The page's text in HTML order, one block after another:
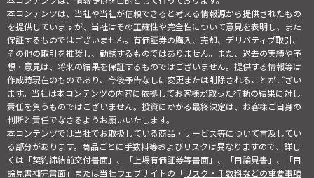
本コンテンツは、当社や当社が信頼できると考える情報源から提供されたもの
を提供していますが、当社はその正確性や完全性について意見を表明し、また
保証するものではございません。有価証券の購入、売却、デリバティブ取引、
その他の取引を推奨し、勧誘するものではありません。また、過去の実績や予
想・意見は、将来の結果を保証するものではございません。提供する情報等は
作成時現在のものであり、今後予告なしに変更または削除されることがござい
ます。当社は本コンテンツの内容に依拠してお客様が取った行動の結果に対し
責任を負うものではございません。投資にかかる最終決定は、お客様ご自身の
判断と責任でなさるようお願いいたします。
本コンテンツでは当社でお取扱している商品・サービス等について言及してい
る部分があります。商品ごとに手数料等およびリスクは異なりますので、詳し
くは「契約締結前交付書面」、「上場有価証券等書面」、「目論見書」、「目
論見書補完書面」または当社ウェブサイトの「リスク・手数料などの重要事項